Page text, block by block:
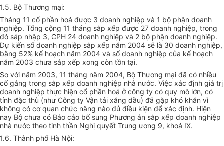
1.5. Bộ Thương mại:
Tháng 11 cổ phần hoá được 3 doanh nghiệp và 1 bộ phận doanh
nghiệp. Tổng cộng 11 tháng sắp xếp được 27 doanh nghiệp, trong
đó sáp nhập 3, CPH 24 doanh nghiệp và 2 bộ phận doanh nghiệp.
Dự kiến số doanh nghiệp sắp xếp năm 2004 sẽ là 30 doanh nghiệp,
bằng 52% kế hoạch năm 2004 và số doanh nghiệp của kế hoạch
năm 2003 chưa sắp xếp xong còn tồn tại.
So với năm 2003, 11 tháng năm 2004, Bộ Thương mại đã có nhiều
cố gắng trong sắp xếp doanh nghiệp nhà nước. Việc xác định giá trị
doanh nghiệp thực hiện cổ phần hoá ở công ty có quy mô lớn, có
tính đặc thù (như Công ty Vận tải xăng dầu) đã gặp khó khăn vì
không có cơ quan chức năng nào đủ điều kiện để xác định. Hiện
nay Bộ chưa có Báo cáo bổ sung Phương án sắp xếp doanh nghiệp
nhà nước theo tinh thần Nghị quyết Trung ương 9, khoá IX.
1.6. Thành phố Hà Nội: